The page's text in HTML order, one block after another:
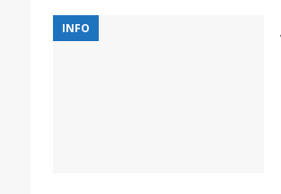
INFO